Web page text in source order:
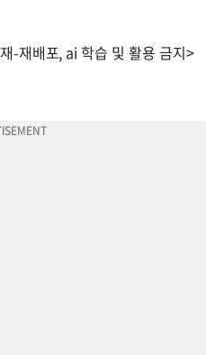
-재배포, ai 학습 및 활용 금지>